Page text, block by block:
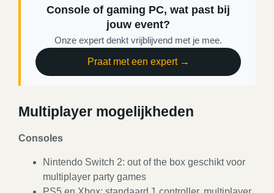
Console of gaming PC, wat past bij
jouw event?
Onze expert denkt vrijblijvend met je mee.
Praat met een expert →
Multiplayer mogelijkheden
Consoles
Nintendo Switch 2: out of the box geschikt voor
multiplayer party games